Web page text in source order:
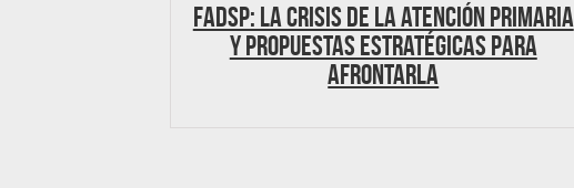
FADSP: La crisis de la Atención Primaria
y propuestas estratégicas para
afrontarla